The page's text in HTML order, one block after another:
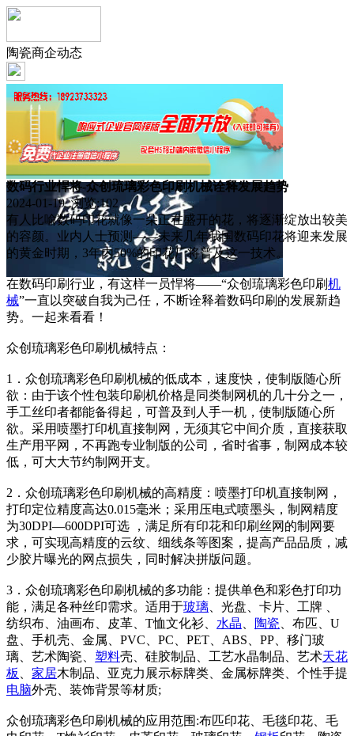
陶瓷商企动态
数码行业悍将-众创琉璃彩色印刷机械诠释发展趋势
2024-01-19 浏览:102
有人比喻数码印花就像一朵正在盛开的花，将逐渐绽放出较美
的容颜。业内人士预测——未来几年我国数码印花将迎来发展
的黄金时期，3年内50%的印花厂将普及这一技术。
在数码印刷行业，有这样一员悍将——“众创琉璃彩色印刷机
械”一直以突破自我为己任，不断诠释着数码印刷的发展新趋
势。一起来看看！
众创琉璃彩色印刷机械特点：
1．众创琉璃彩色印刷机械的低成本，速度快，使制版随心所
欲：由于该个性包装印刷机价格是同类制网机的几十分之一，
手工丝印者都能备得起，可普及到人手一机，使制版随心所
欲。采用喷墨打印机直接制网，无须其它中间介质，直接获取
生产用平网，不再跑专业制版的公司，省时省事，制网成本较
低，可大大节约制网开支。
2．众创琉璃彩色印刷机械的高精度：喷墨打印机直接制网，
打印定位精度高达0.015毫米；采用压电式喷墨头，制网精度
为30DPI—600DPI可选 ，满足所有印花和印刷丝网的制网要
求，可实现高精度的云纹、细线条等图案，提高产品品质，减
少胶片曝光的网点损失，同时解决拼版问题。
3．众创琉璃彩色印刷机械的多功能：提供单色和彩色打印功
能，满足各种丝印需求。适用于玻璃 、光盘、卡片、工牌 、
纺织布、油画布、皮革、T恤文化衫、 水晶 陶瓷 、布匹、U
盘、手机壳、金属、PVC、PC、PET、ABS、PP、移门玻
璃、艺术陶瓷、 塑料壳、硅胶制品、工艺水晶制品、艺术天花
板
家居木制品、亚克力展示标牌类、金属标牌类、个性手提
电脑外壳、装饰背景等材质;
众创琉璃彩色印刷机械的应用范围:布匹印花、毛毯印花、毛